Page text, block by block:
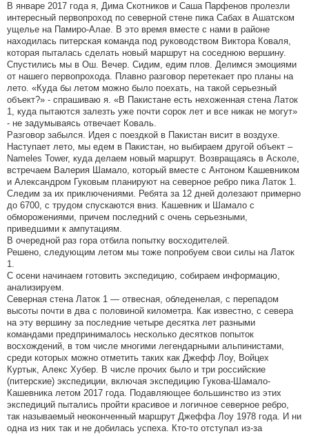
В январе 2017 года я, Дима Скотников и Саша Парфенов пролезли
интересный первопроход по северной стене пика Сабах в Ашатском
ущелье на Памиро-Алае. В это время вместе с нами в районе
находилась питерская команда под руководством Виктора Коваля,
которая пыталась сделать новый маршрут на соседнюю вершину.
Спустились мы в Ош. Вечер. Сидим, едим плов. Делимся эмоциями
от нашего первопрохода. Плавно разговор перетекает про планы на
лето. «Куда бы летом можно было поехать, на такой серьезный
объект?» - спрашиваю я. «В Пакистане есть нехоженная стена Латок
1, куда пытаются залезть уже почти сорок лет и все никак не могут»
- не задумываясь отвечает Коваль.
Разговор забылся. Идея с поездкой в Пакистан висит в воздухе.
Наступает лето, мы едем в Пакистан, но выбираем другой объект –
Nameles Tower, куда делаем новый маршрут. Возвращаясь в Асколе,
встречаем Валерия Шамало, который вместе с Антоном Кашевником
и Александром Гуковым планируют на северное ребро пика Латок 1.
Следим за их приключениями. Ребята за 12 дней долезают примерно
до 6700, с трудом спускаются вниз. Кашевник и Шамало с
обморожениями, причем последний с очень серьезными,
приведшими к ампутациям.
В очередной раз гора отбила попытку восходителей.
Решено, следующим летом мы тоже попробуем свои силы на Латок
1.
С осени начинаем готовить экспедицию, собираем информацию,
анализируем.
Северная стена Латок 1 — отвесная, обледенелая, с перепадом
высоты почти в два с половиной километра. Как известно, с севера
на эту вершину за последние четыре десятка лет разными
командами предпринималось несколько десятков попыток
восхождений, в том числе многими легендарными альпинистами,
среди которых можно отметить таких как Джефф Лоу, Войцех
Куртык, Алекс Хубер. В числе прочих было и три российские
(питерские) экспедиции, включая экспедицию Гукова-Шамало-
Кашевника летом 2017 года. Подавляющее большинство из этих
экспедиций пытались пройти красивое и логичное северное ребро,
так называемый неоконченный маршрут Джеффа Лоу 1978 года. И ни
одна из них так и не добилась успеха. Кто-то отступал из-за